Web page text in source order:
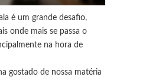
é um grande desafio,
onde mais se passa o
na hora de
gostado de nossa matéria